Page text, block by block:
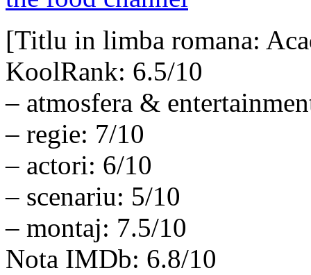
[Titlu in limba romana:
KoolRank: 6.5/10
– atmosfera &
– regie: 7/10
– actori: 6/10
– scenariu: 5/10
– montaj: 7.5/10
Nota IMDb: 6.8/10